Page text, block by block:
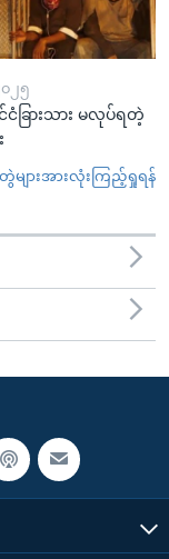
၂၅
ငံခြားသား မလုပ်ရတဲ့
ျားအားလုံးကြည့်ရှုရန်